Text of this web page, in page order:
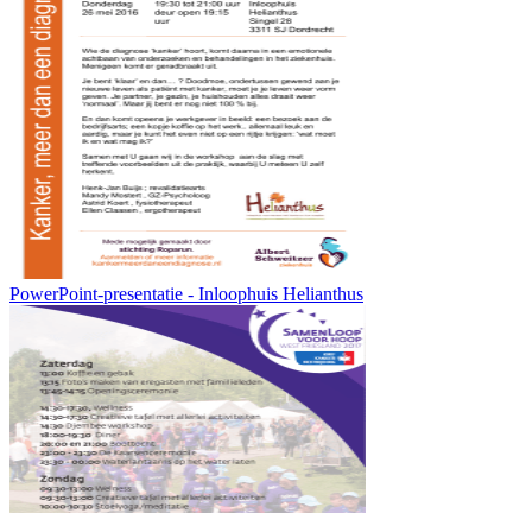
PowerPoint-presentatie - Inloophuis Helianthus